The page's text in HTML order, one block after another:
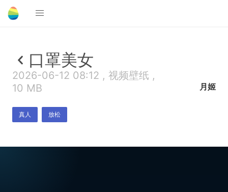
口罩美女
2026-06-12 08:12 , 视频壁纸 ,
10 MB
真人 放松
月姬